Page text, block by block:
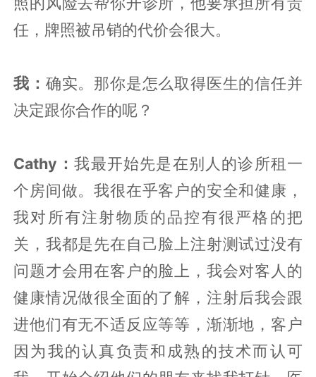
任，牌照被吊销的代价会很大。
我： 确实。那你是怎么取得医生的信任并
决定跟你合作的呢？
Cathy：我最开始先是在别人的诊所租一
个房间做。我很在乎客户的安全和健康，
我对所有注射物质的品控有很严格的把
关，我都是先在自己脸上注射测试过没有
问题才会用在客户的脸上，我会对客人的
健康情况做很全面的了解，注射后我会跟
进他们有无不适反应等等，渐渐地，客户
因为我的认真负责和成熟的技术而认可